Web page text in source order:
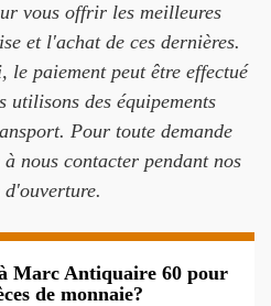
vous offrir les meilleures
et l'achat de ces dernières.
paiement peut être effectué
utilisons des équipements
Pour toute demande
nous contacter pendant nos
d'ouverture.
Marc Antiquaire 60 pour
de monnaie?